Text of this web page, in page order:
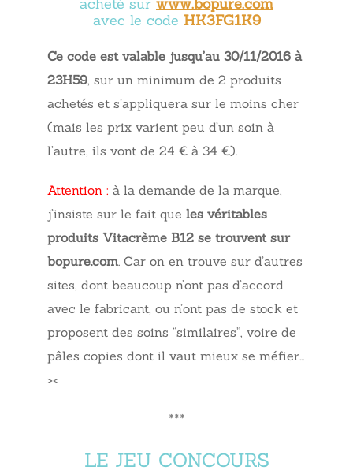
acheté sur www.bopure.com
avec le code HK3FG1K9
Ce code est valable jusqu’au 30/11/2016 à
23H59, sur un minimum de 2 produits
achetés et s’appliquera sur le moins cher
(mais les prix varient peu d’un soin à
l’autre, ils vont de 24 € à 34 €).
Attention : à la demande de la marque,
j’insiste sur le fait que les véritables
produits Vitacrème B12 se trouvent sur
bopure.com. Car on en trouve sur d’autres
sites, dont beaucoup n’ont pas d’accord
avec le fabricant, ou n’ont pas de stock et
proposent des soins “similaires”, voire de
pâles copies dont il vaut mieux se méfier…
><
***
LE JEU CONCOURS